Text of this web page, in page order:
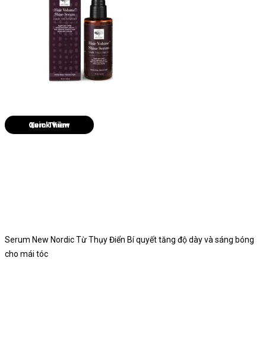
Quick View
Serum New Nordic Từ Thụy Điển Bí quyết tăng độ dày và sáng bóng
cho mái tóc